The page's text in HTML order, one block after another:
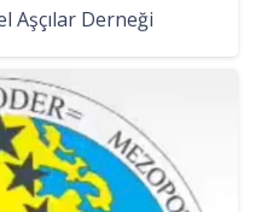
Aşçılar Derneği